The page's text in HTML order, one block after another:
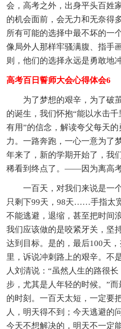
会，高考之外，出身平头百姓
的机会面前，会无力和无奈得
所有可能的选择中最不坏的一
像局外人那样牢骚满腹、指手
则，他们的选择永远是勇敢地冲
高考百日誓师大会心得体会6
为了梦想的艰辛，为了破
的诞生，我们怀抱“能以水击
有用”的信念，解读夸父每天
力。一路奔跑，一心一意为了
年来了，新的学期开始了，我
稀看到终点了。——因为离高考
一百天，对我们来说是一个
只剩下99天，98天……手指太
不能逃避，退缩，甚至把时间
我们应该做的是咬紧牙关，坚
达到目标。是的，最后100天
里，诉说冲刺路上的艰辛。不
人刘清说：“虽然人生的路很
步，尤其是人年轻的时候。”
的时刻。一百天太短，一定要
人，明天得不到；今天逃避的
今天不想解决的，明天不一定